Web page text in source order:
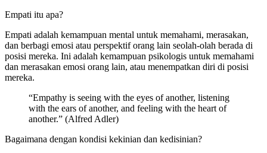
Empati itu apa?
Empati adalah kemampuan mental untuk memahami, merasakan,
dan berbagi emosi atau perspektif orang lain seolah-olah berada di
posisi mereka. Ini adalah kemampuan psikologis untuk memahami
dan merasakan emosi orang lain, atau menempatkan diri di posisi
mereka.
“Empathy is seeing with the eyes of another, listening
with the ears of another, and feeling with the heart of
another.” (Alfred Adler)
Bagaimana dengan kondisi kekinian dan kedisinian?